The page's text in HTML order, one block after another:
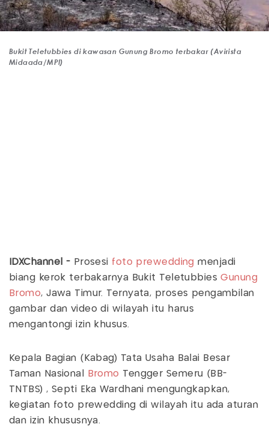
Bukit Teletubbies di kawasan Gunung Bromo terbakar (Avirista
Midaada/MPI)
IDXChannel - Prosesi foto prewedding menjadi
biang kerok terbakarnya Bukit TeletubbiesGunung
Bromo, Jawa Timur. Ternyata, proses pengambilan
gambar dan video di wilayah itu harus
mengantongi izin khusus.
Kepala Bagian (Kabag) Tata Usaha Balai Besar
Taman Nasional
Bromo Tengger Semeru (BB-
TNTBS) , Septi Eka Wardhani mengungkapkan,
kegiatan foto prewedding di wilayah itu ada aturan
dan izin khususnya.